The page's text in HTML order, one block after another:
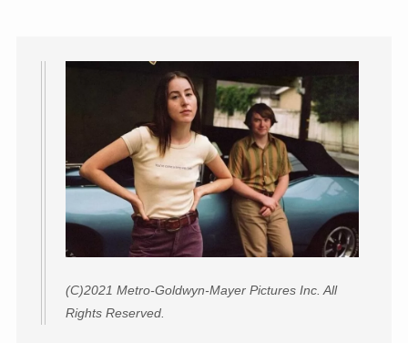
(C)2021 Metro-Goldwyn-Mayer Pictures Inc. All
Rights Reserved.